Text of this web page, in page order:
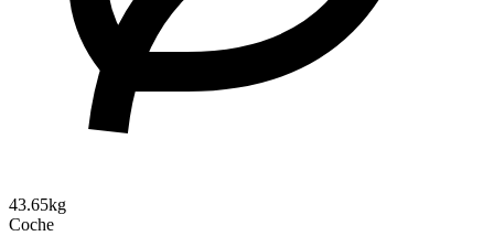
43.65kg
Coche